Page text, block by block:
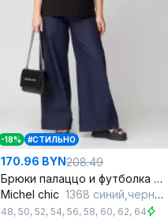
-18% #СТИЛЬНО
170.96 BYN208.49
Брюки палаццо и футболка из джинса и хлопка
Michel chic 1368 синий,черный
48, 50, 52, 54, 56, 58, 60, 62, 64